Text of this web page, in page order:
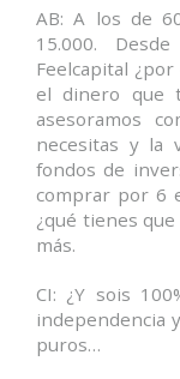
AB: A los de
15.000.
Feelcapital
el dinero que
asesoramos
necesitas y la
fondos de
comprar por 6
¿qué tienes
más.
CI: ¿Y sois
independencia
puros…